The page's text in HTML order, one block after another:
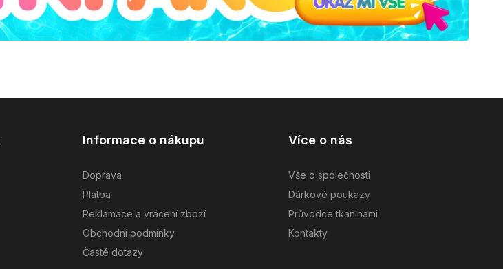
Informace o nákupu
Doprava
Platba
Reklamace a vrácení zboží
Obchodní podmínky
Časté dotazy
Více o nás
Vše o společnosti
Dárkové poukazy
Průvodce tkaninami
Kontakty